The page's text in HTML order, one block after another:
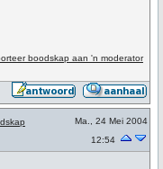
boodskap aan 'n moderator
Ma., 24 Mei 2004
12:54